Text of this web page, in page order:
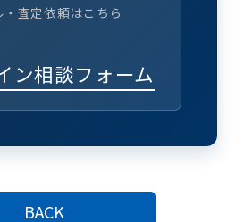
・査定依頼はこちら
ン相談フォーム
BACK